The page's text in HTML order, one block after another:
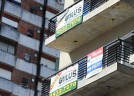
Mundial 2026
Eventos Corporativos
El Cronista Studio
Mediakit
abre en nueva pestaña
Argentina